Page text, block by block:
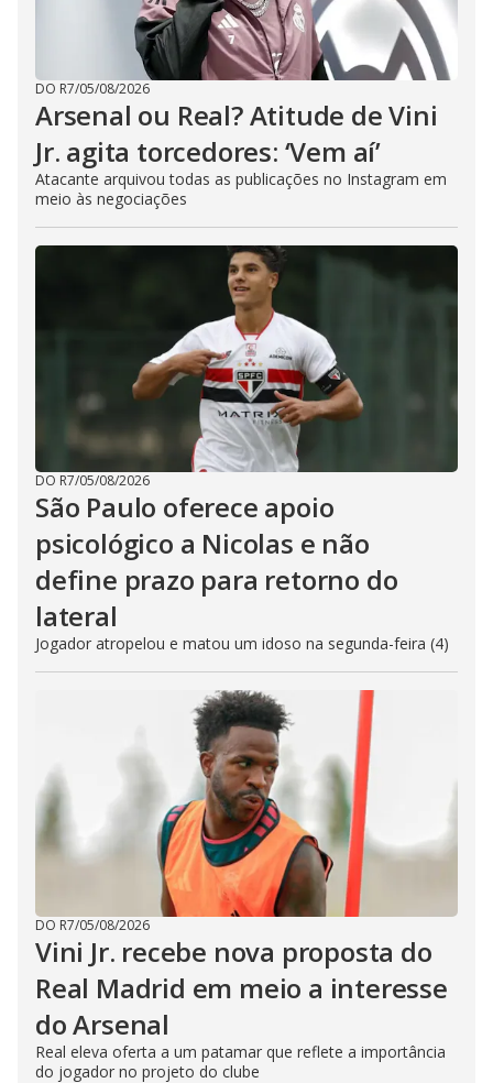
DO R7/05/08/2026
Arsenal ou Real? Atitude de Vini
Jr. agita torcedores: ‘Vem aí’
Atacante arquivou todas as publicações no Instagram em
meio às negociações
DO R7/05/08/2026
São Paulo oferece apoio
psicológico a Nicolas e não
define prazo para retorno do
lateral
Jogador atropelou e matou um idoso na segunda-feira (4)
DO R7/05/08/2026
Vini Jr. recebe nova proposta do
Real Madrid em meio a interesse
do Arsenal
Real eleva oferta a um patamar que reflete a importância
do jogador no projeto do clube